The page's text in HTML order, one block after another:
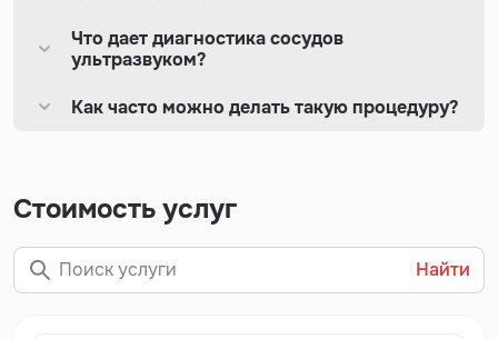
отражается от стенок органа и улавливается
специальным датчиком.
Далее полученная информация поступает на
Какое оборудование мы
используем
В нашей клинике используется аппарат премиум-
Что дает диагностика сосудов
ультразвуком?
Как часто можно делать такую процедуру?
Стоимость услуг
Найти